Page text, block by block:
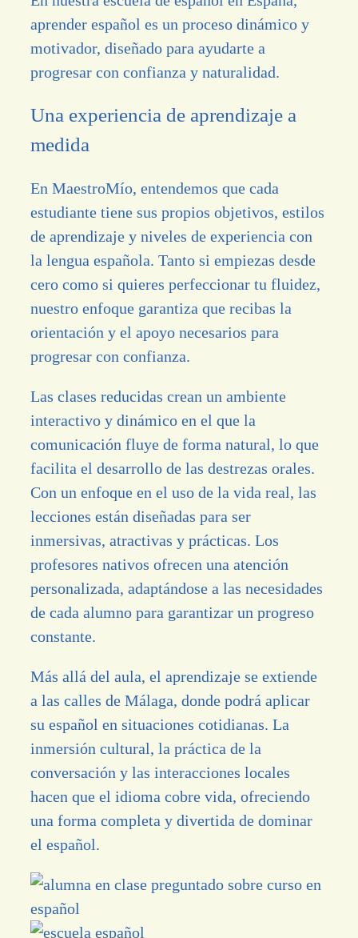
aprender español es un proceso dinámico y
motivador, diseñado para ayudarte a
progresar con confianza y naturalidad.
Una experiencia de aprendizaje a
medida
En MaestroMío, entendemos que cada
estudiante tiene sus propios objetivos, estilos
de aprendizaje y niveles de experiencia con
la lengua española. Tanto si empiezas desde
cero como si quieres perfeccionar tu fluidez,
nuestro enfoque garantiza que recibas la
orientación y el apoyo necesarios para
progresar con confianza.
Las clases reducidas crean un ambiente
interactivo y dinámico en el que la
comunicación fluye de forma natural, lo que
facilita el desarrollo de las destrezas orales.
Con un enfoque en el uso de la vida real, las
lecciones están diseñadas para ser
inmersivas, atractivas y prácticas. Los
profesores nativos ofrecen una atención
personalizada, adaptándose a las necesidades
de cada alumno para garantizar un progreso
constante.
Más allá del aula, el aprendizaje se extiende
a las calles de Málaga, donde podrá aplicar
su español en situaciones cotidianas. La
inmersión cultural, la práctica de la
conversación y las interacciones locales
hacen que el idioma cobre vida, ofreciendo
una forma completa y divertida de dominar
el español.